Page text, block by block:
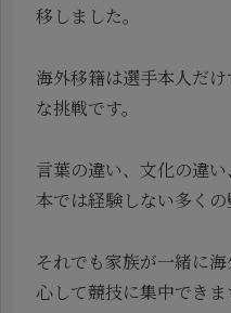
移しました。
海外移籍は選手本人だ
な挑戦です。
言葉の違い、文化の違
本では経験しない多くの
それでも家族が一緒に
心して競技に集中できま